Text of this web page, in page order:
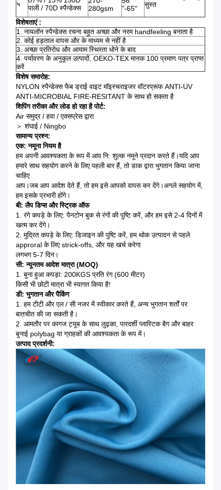
५
पाली / 70D स्पैन्डेक्स
280gsm
"-65"
सुस्त
विशेषताएं :
1. नायलॉन स्पैन्डेक्स रचना बहुत अच्छा और नरम handfeeling बनाता है
2. कोई हड़ताल वापस और के माध्यम से नहीं है
3. अच्छा प्रतिरोध और आयाम स्थिरता धोने के बाद
4. पर्यावरण के अनुकूल उत्पादों, OEKO-TEX मानक 100 प्रमाण पत्र प्राप्त
करें
विशेष समारोह:
NYLON स्पैन्डेक्स फैब ड्राई वाइट मॉइस्चराइजर वॉटरप्रूफ ANTI-UV
ANTI-MICROBIAL FIRE-RESITANT के साथ हो सकता है
शिपिंग तरीका और लोड हो रहा है पोर्ट:
Air समुद्र / हवा / एक्सप्रेस द्वारा
＞ शंघाई / Ningbo
सामान्य प्रश्न:
एक: नमूना नियम है
हम अपनी आवश्यकता के रूप में आप नि: शुल्क नमूने प्रदान करते हैं।यदि आप
हमारे साथ सहयोग करने के लिए पहली बार हैं, तो डाक द्वारा भुगतान किया जाना
चाहिए
आप।जब आप आदेश देते हैं, तो हम इसे आपको वापस कर देंगे।अगले सहयोग में,
हम इसके प्रभारी होंगे।
बी: लैप डिप्स और स्ट्रिक ऑफ
1. रंगे कपड़े के लिए: पैनटोन बुक से रंगों की पुष्टि करें, और हम इसे 2-4 दिनों में
खत्म कर देंगे।
2. मुद्रित कपड़े के लिए: डिजाइन की पुष्टि करें, हम थोक उत्पादन से पहले
approral के लिए strick-offs, और यह खर्च करेगा
लगभग 5-7 दिन।
सी: न्यूनतम आदेश मात्रा (MOQ)
1. बुना हुआ कपड़ा: 200KGS प्रति रंग (600 मीटर)
किसी भी छोटी मात्रा भी स्वागत किया है!
डी: भुगतान और पैकिंग
1. हम टीटी और एल / सी नजर में स्वीकार करते हैं, अन्य भुगतान शर्तों पर
बातचीत की जा सकती है।
2. आमतौर पर कागज ट्यूब के साथ लुढ़का, पारदर्शी प्लास्टिक बैग और बाहर
बुनाई polybag या ग्राहकों की आवश्यकता के रूप में।
उत्पाद प्रदर्शनी: